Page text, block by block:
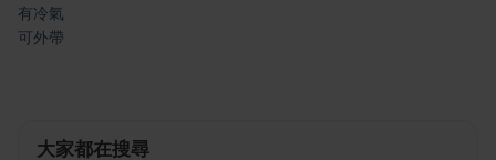
有冷氣
可外帶
大家都在搜尋